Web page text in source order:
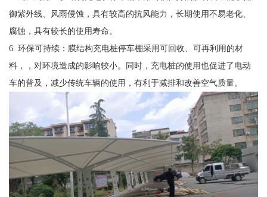
御紫外线、风雨侵蚀，具有较高的抗风能力，长期使用不易老化、
腐蚀，具有较长的使用寿命。
6. 环保可持续：膜结构充电桩停车棚采用可回收、可再利用的材
料，，对环境造成的影响较小。同时，充电桩的使用也促进了电动
车的普及，减少传统车辆的使用，有利于减排和改善空气质量。